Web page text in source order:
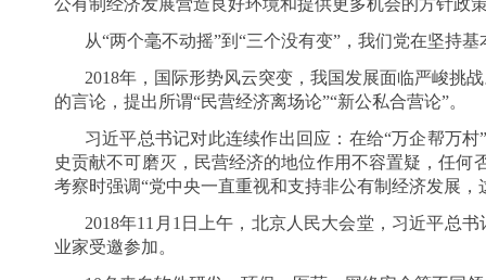
公有制经济发展营造良好环境和提供更多机会的方针政
从“两个毫不动摇”到“三个没有变”，我们党在坚持
2018年，国际形势风云突变，我国发展面临严峻挑
的言论，提出所谓“民营经济离场论”“新公私合营论”。
习近平总书记对此连续作出回应：在给“万企帮万
史贡献不可磨灭，民营经济的地位作用不容置疑，任
考察时强调“党中央一直重视和支持非公有制经济发展
2018年11月1日上午，北京人民大会堂，习近平总
业家受邀参加。